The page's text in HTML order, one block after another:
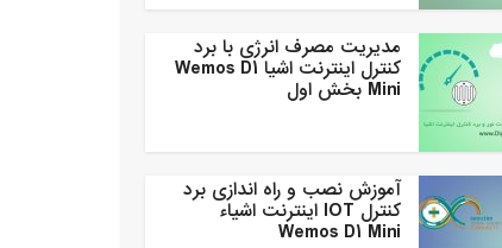
مدیریت مصرف انرژی با برد
کنترل اینترنت اشیا Wemos D1
Mini بخش اول
آموزش نصب و راه اندازی برد
کنترل IOT اینترنت اشیاء
Wemos D1 Mini